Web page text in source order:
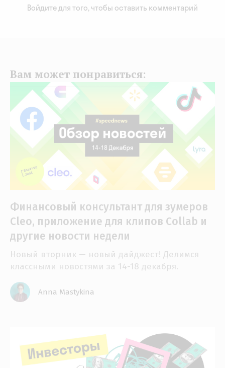
Войдите для того, чтобы оставить комментарий
Вам может понравиться:
Финансовый консультант для зумеров
Cleo, приложение для клипов Collab и
другие новости недели
Новый вторник — новый дайджест! Делимся
классными новостями за 14-18 декабря.
Anna Mastykina